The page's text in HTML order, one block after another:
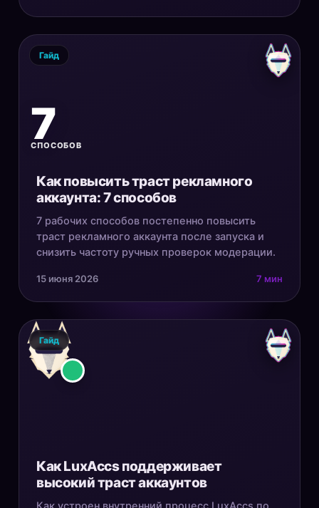
7
СПОСОБОВ
Гайд
Как повысить траст рекламного
аккаунта: 7 способов
7 рабочих способов постепенно повысить
траст рекламного аккаунта после запуска и
снизить частоту ручных проверок модерации.
15 июня 2026 7 мин
Гайд
Как LuxAccs поддерживает
высокий траст аккаунтов